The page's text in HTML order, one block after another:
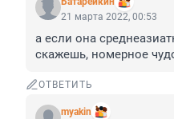
21 марта 2022, 00:53
а если она
скажешь, номерное
ОТВЕТИТЬ
myakin